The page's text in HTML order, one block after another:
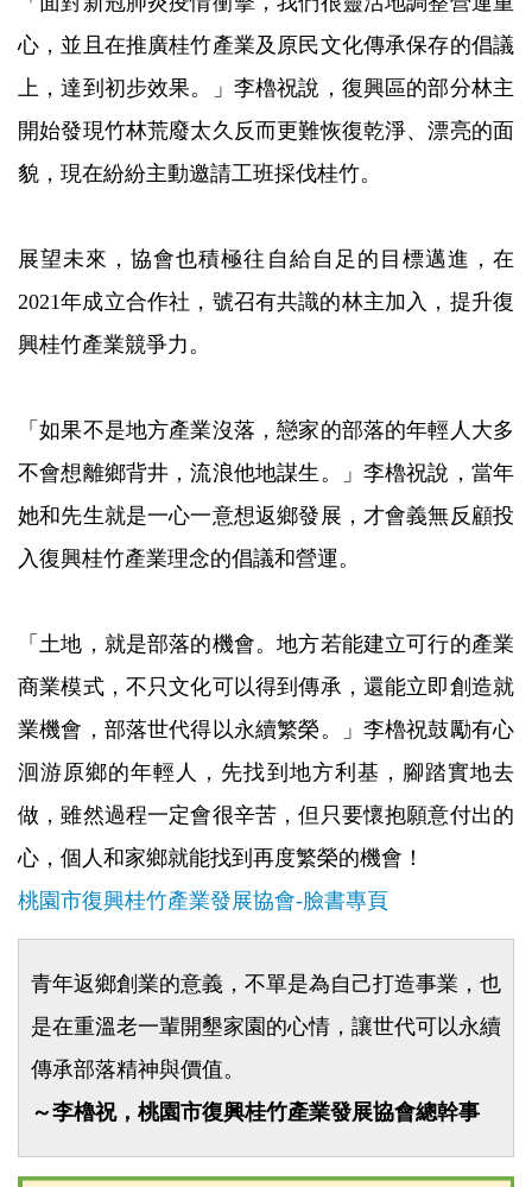
心，並且在推廣桂竹產業及原民文化傳承保存的倡議
上，達到初步效果。」李櫓祝說，復興區的部分林主
開始發現竹林荒廢太久反而更難恢復乾淨、漂亮的面
貌，現在紛紛主動邀請工班採伐桂竹。
展望未來，協會也積極往自給自足的目標邁進，在
2021年成立合作社，號召有共識的林主加入，提升復
興桂竹產業競爭力。
「如果不是地方產業沒落，戀家的部落的年輕人大多
不會想離鄉背井，流浪他地謀生。」李櫓祝說，當年
她和先生就是一心一意想返鄉發展，才會義無反顧投
入復興桂竹產業理念的倡議和營運。
「土地，就是部落的機會。地方若能建立可行的產業
商業模式，不只文化可以得到傳承，還能立即創造就
業機會，部落世代得以永續繁榮。」李櫓祝鼓勵有心
洄游原鄉的年輕人，先找到地方利基，腳踏實地去
做，雖然過程一定會很辛苦，但只要懷抱願意付出的
心，個人和家鄉就能找到再度繁榮的機會！
桃園市復興桂竹產業發展協會-臉書專頁
青年返鄉創業的意義，不單是為自己打造事業，也
是在重溫老一輩開墾家園的心情，讓世代可以永續
傳承部落精神與價值。
～李櫓祝，桃園市復興桂竹產業發展協會總幹事